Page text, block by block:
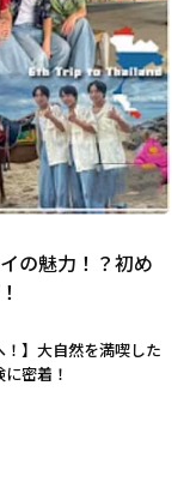
の魅力！？初め
！】大自然を満喫した
密着！